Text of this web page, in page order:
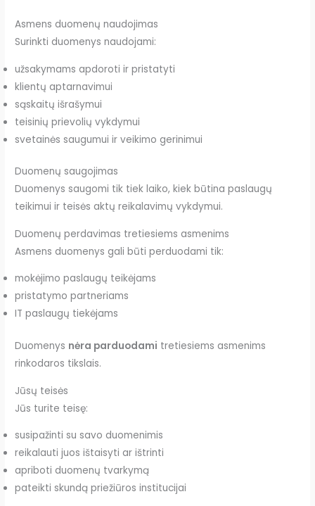
Asmens duomenų naudojimas
Surinkti duomenys naudojami:
užsakymams apdoroti ir pristatyti
klientų aptarnavimui
sąskaitų išrašymui
teisinių prievolių vykdymui
svetainės saugumui ir veikimo gerinimui
Duomenų saugojimas
Duomenys saugomi tik tiek laiko, kiek būtina paslaugų
teikimui ir teisės aktų reikalavimų vykdymui.
Duomenų perdavimas tretiesiems asmenims
Asmens duomenys gali būti perduodami tik:
mokėjimo paslaugų teikėjams
pristatymo partneriams
IT paslaugų tiekėjams
Duomenys nėra parduodami tretiesiems asmenims
rinkodaros tikslais.
Jūsų teisės
Jūs turite teisę:
susipažinti su savo duomenimis
reikalauti juos ištaisyti ar ištrinti
apriboti duomenų tvarkymą
pateikti skundą priežiūros institucijai